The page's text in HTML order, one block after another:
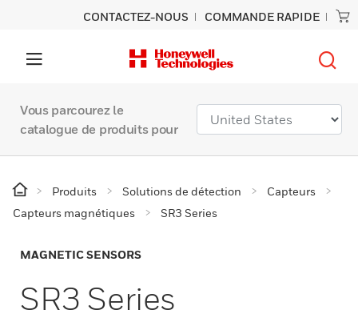
CONTACTEZ-NOUS COMMANDE RAPIDE
Vous parcourez le
catalogue de produits pour
Produits Solutions de détection
Capteurs
Capteurs magnétiques
SR3 Series
MAGNETIC SENSORS
SR3 Series